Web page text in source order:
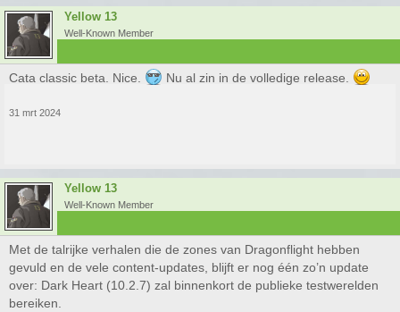
Yellow 13
Well-Known Member
Cata classic beta. Nice. Nu al zin in de volledige release.
31 mrt 2024
Yellow 13
Well-Known Member
Met de talrijke verhalen die de zones van Dragonflight hebben
gevuld en de vele content-updates, blijft er nog één zo’n update
over: Dark Heart (10.2.7) zal binnenkort de publieke testwerelden
bereiken.